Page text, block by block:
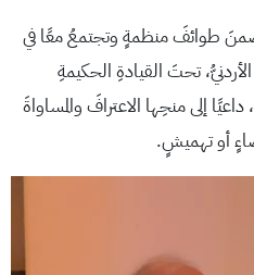
طوائفَ منظمةٍ وتجتمعُ معًا في
تحتَ القيادةِ الحكيمةِ
داعيًا إلى منحِها الاعترافَ والمساواةَ
أو تهميشٍ.